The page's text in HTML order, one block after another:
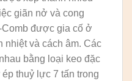
giãn nở và cong
được gia cố ở
nhiệt và cách âm. Các
bằng loại keo đặc
thuỷ lực 7 tấn trong